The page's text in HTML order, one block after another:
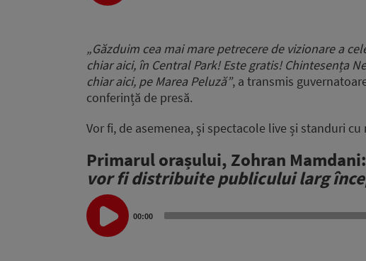
„Găzduim cea mai mare petrecere de vizionare a
chiar aici, în Central Park! Este gratis! Chintesența
chiar aici, pe Marea Peluză”, a transmis
conferință de presă.
Vor fi, de asemenea, și spectacole live și standuri
Primarul orașului, Zohran Mamdani:
vor fi distribuite publicului larg
Audio
Player
00:00